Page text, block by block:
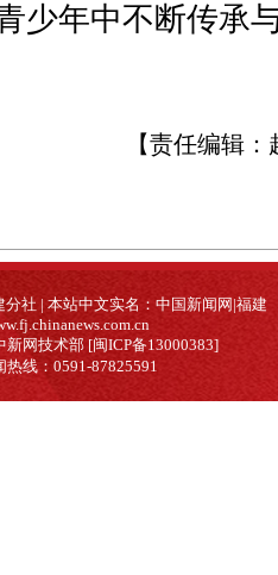
少年中不断传承
【责任编辑：
分社 | 本站中文实名：中国新闻网|福建
新网技术部 [闽ICP备13000383]
热线：0591-87825591